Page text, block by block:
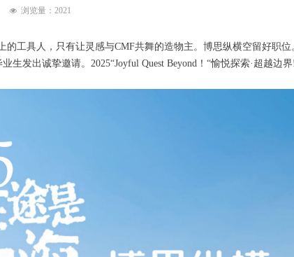
工具人，只有让灵感与CMF共舞的造物主。博思纵横空留好职
发出诚挚邀请。2025“Joyful Quest Beyond！“愉悦探索·超越边
넶 浏览量： 2021